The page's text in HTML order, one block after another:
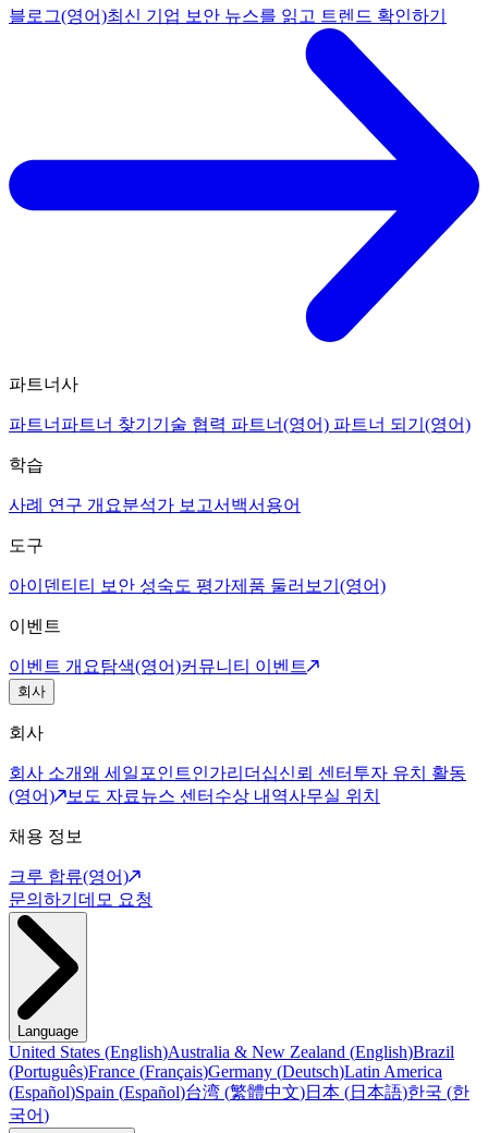
블로그(영어)최신 기업 보안 뉴스를 읽고 트렌드 확인하기
파트너사
파트너 파트너 찾기 기술 협력 파트너(영어) 파트너 되기(영어)
학습
사례 연구 개요분석가 보고서 백서 용어
도구
아이덴티티 보안 성숙도 평가제품 둘러보기(영어)
이벤트
이벤트 개요탐색(영어)커뮤니티 이벤트
회사
회사
회사 소개왜 세일포인트인가리더십신뢰 센터 투자 유치 활동
(영어)
보도 자료뉴스 센터 수상 내역사무실 위치
채용 정보
크루 합류(영어)
문의하기 데모 요청
Language
United States (English)Australia & New Zealand (English)Brazil
(Português)France (Français)Germany (Deutsch)Latin America
(Español)Spain (Español)台湾 (繁體中文)日本 (日本語)한국 (한
국어)